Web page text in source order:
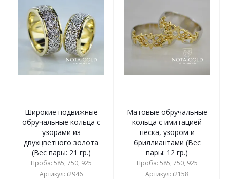
Широкие подвижные
обручальные кольца с
узорами из
двухцветного золота
(Вес пары: 21 гр.)
Проба: 585, 750, 925
Артикул: i2946
Матовые обручальные
кольца с имитацией
песка, узором и
бриллиантами (Вес
пары: 12 гр.)
Проба: 585, 750, 925
Артикул: i2158